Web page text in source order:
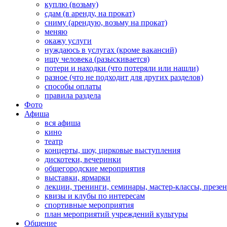
куплю (возьму)
сдам (в аренду, на прокат)
сниму (арендую, возьму на прокат)
меняю
окажу услуги
нуждаюсь в услугах (кроме вакансий)
ищу человека (разыскивается)
потери и находки (что потеряли или нашли)
разное (что не подходит для других разделов)
способы оплаты
правила раздела
Фото
Афиша
вся афиша
кино
театр
концерты, шоу, цирковые выступления
дискотеки, вечеринки
общегородские мероприятия
выставки, ярмарки
лекции, тренинги, семинары, мастер-классы,
квизы и клубы по интересам
спортивные мероприятия
план мероприятий учреждений культуры
Общение